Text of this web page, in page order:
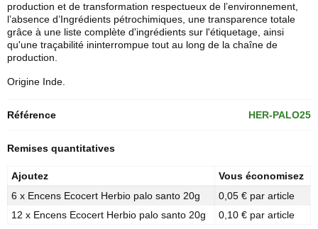
production et de transformation respectueux de l’environnement,
l’absence d’Ingrédients pétrochimiques, une transparence totale
grâce à une liste complète d'ingrédients sur l'étiquetage, ainsi
qu'une traçabilité ininterrompue tout au long de la chaîne de
production.
Origine Inde.
Référence HER-PALO25
Remises quantitatives
Ajoutez
Vous économisez
6 x Encens Ecocert Herbio palo santo 20g
0,05 € par article
12 x Encens Ecocert Herbio palo santo 20g
0,10 € par article